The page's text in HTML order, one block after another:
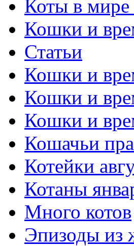
Коты в
Кошки и
Статьи
Кошки и
Кошки и
Кошки и
Кошачьи
Котейки
Котаны
Много котов
Эпизоды из